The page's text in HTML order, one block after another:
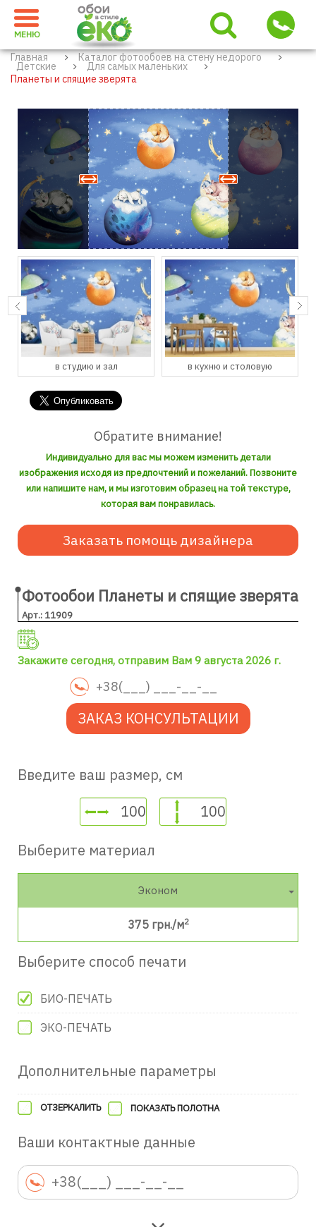
МЕНЮ
Главная Каталог фотообоев на стену недорого
Детские
Для самых маленьких
Планеты и спящие зверята
в студию и зал в кухню и столовую
Обратите внимание!
Индивидуально для вас мы можем изменить детали
изображения исходя из предпочтений и пожеланий. Позвоните
или напишите нам, и мы изготовим образец на той текстуре,
которая вам понравилась.
Заказать помощь дизайнера
Фотообои Планеты и спящие зверята
Арт.: 11909
Закажите сегодня, отправим Вам 9 августа 2026 г.
ЗАКАЗ КОНСУЛЬТАЦИИ
Введите ваш размер, см
Выберите материал
Эконом
375 грн./м2
Выберите способ печати
БИО-ПЕЧАТЬ
ЭКО-ПЕЧАТЬ
Дополнительные параметры
ОТЗЕРКАЛИТЬ ПОКАЗАТЬ ПОЛОТНА
Ваши контактные данные